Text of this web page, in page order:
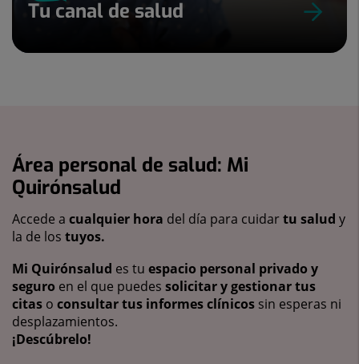
Tu canal de salud
Área personal de salud: Mi
Quirónsalud
Accede a cualquier hora del día para cuidartu salud y
la de los tuyos.
Mi Quirónsalud es tu espacio personal privado y
seguro en el que puedes solicitar y gestionar tus
citas o consultar tus informes clínicos sin esperas ni
desplazamientos.
¡Descúbrelo!